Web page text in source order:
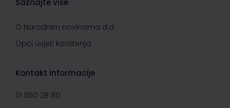
Saznajte više
O Narodnim novinama d.d.
Opći uvjeti korištenja
Kontakt informacije
01 650 28 80